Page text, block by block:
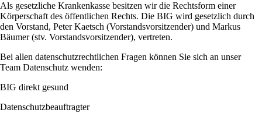
Als gesetzliche Krankenkasse besitzen wir die Rechtsform einer
Körperschaft des öffentlichen Rechts. Die BIG wird gesetzlich durch
den Vorstand, Peter Kaetsch (Vorstandsvorsitzender) und Markus
Bäumer (stv. Vorstandsvorsitzender), vertreten.
Bei allen datenschutzrechtlichen Fragen können Sie sich an unser
Team Datenschutz wenden:
BIG direkt gesund
Datenschutzbeauftragter